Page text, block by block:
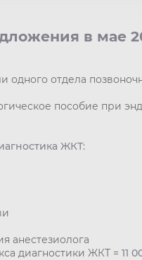
в мае
одного отдела
пособие при
ЖКТ:
анестезиолога
диагностики ЖКТ = 11